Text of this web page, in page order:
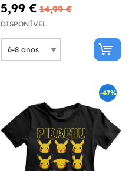
5,99 € 14,99 €
DISPONÍVEL
-47%